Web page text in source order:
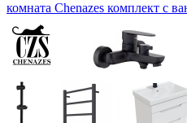
комната Chenazes комплект с